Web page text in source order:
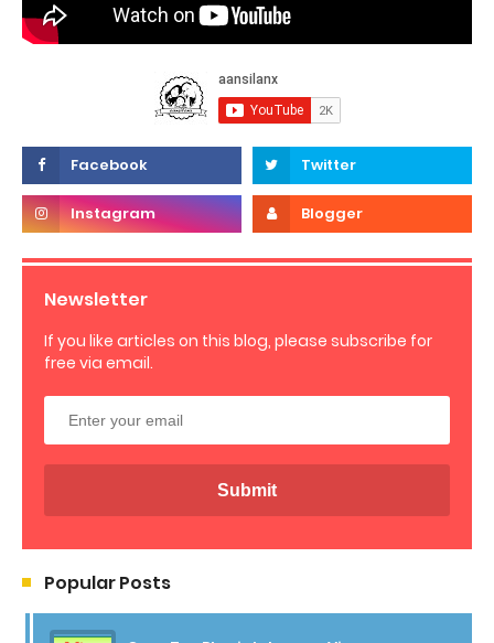
Newsletter
If you like articles on this blog, please subscribe for
free via email.
Popular Posts